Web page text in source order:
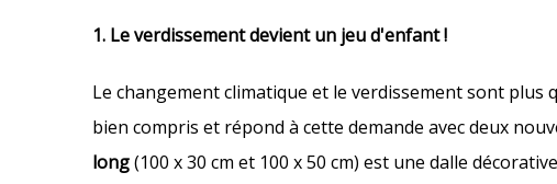
1. Le verdissement devient un jeu d'enfant !
Le changement climatique et le verdissement sont plus
bien compris et répond à cette demande avec deux
long(100 x 30 cm et 100 x 50 cm) est une dalle